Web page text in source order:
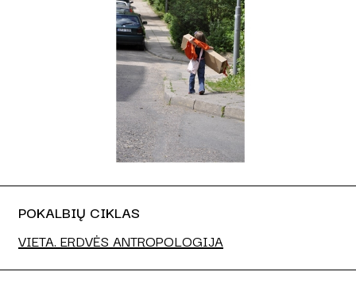
POKALBIŲ CIKLAS
VIETA. ERDVĖS ANTROPOLOGIJA